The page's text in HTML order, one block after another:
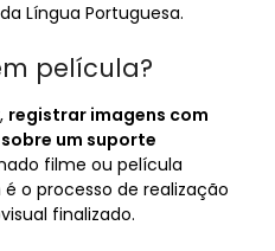
Língua Portuguesa.
película?
registrar imagens com
um suporte
filme ou película
o processo de realização
finalizado.